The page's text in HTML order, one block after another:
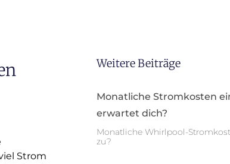
Strom
Weitere Beiträge
Monatliche Stromkosten
erwartet dich?
Monatliche Whirlpool-
zu?